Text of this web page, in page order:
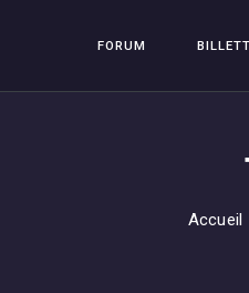
FORUM
Accueil